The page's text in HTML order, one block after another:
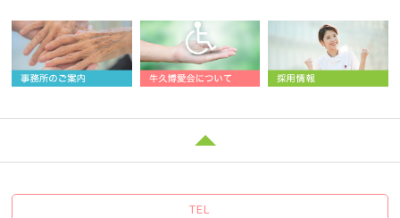
最上部へ移動 TEL